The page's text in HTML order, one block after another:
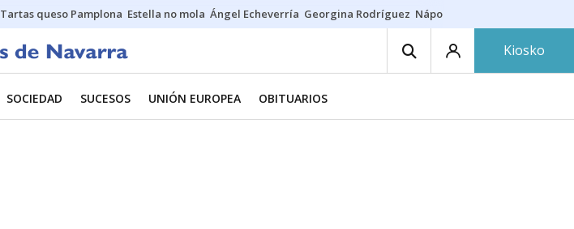
Tartas queso Pamplona Estella no mola Ángel Echeverría Georgina Rodríguez Nápoles - Osasuna
Kiosko
SOCIEDAD SUCESOS UNIÓN EUROPEA OBITUARIOS